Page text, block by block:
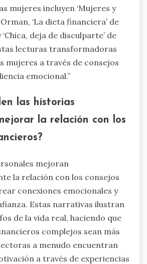
mujeres incluyen ‘Mujeres y
‘La dieta financiera’ de
‘Chica, deja de disculparte’ de
lecturas transformadoras
mujeres a través de consejos
emocional.”
las historias
la relación con los
mejoran
la relación con los consejos
conexiones emocionales y
Estas narrativas ilustran
de la vida real, haciendo que
complejos sean más
a menudo encuentran
a través de experiencias